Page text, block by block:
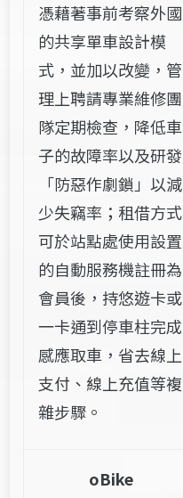
憑藉著事前考察外國
的共享單車設計模
式，並加以改變，管
理上聘請專業維修團
隊定期檢查，降低車
子的故障率以及研發
「防惡作劇鎖」以減
少失竊率；租借方式
可於站點處使用設置
的自動服務機註冊為
會員後，持悠遊卡或
一卡通到停車柱完成
感應取車，省去線上
支付、線上充值等複
雜步驟。
oBike